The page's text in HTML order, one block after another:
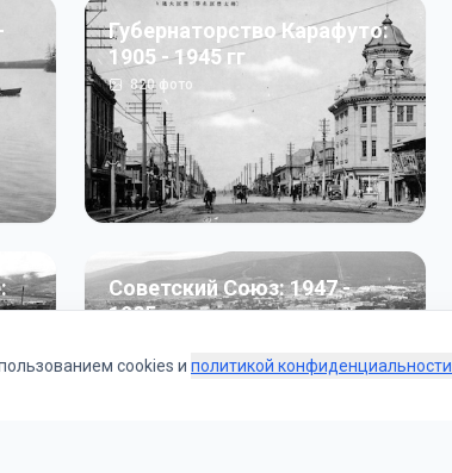
Губернаторство Карафуто:
1905 - 1945 гг
820фото
Советский Союз: 1947 -
1985 гг
cookies и политикой конфиденциальности.